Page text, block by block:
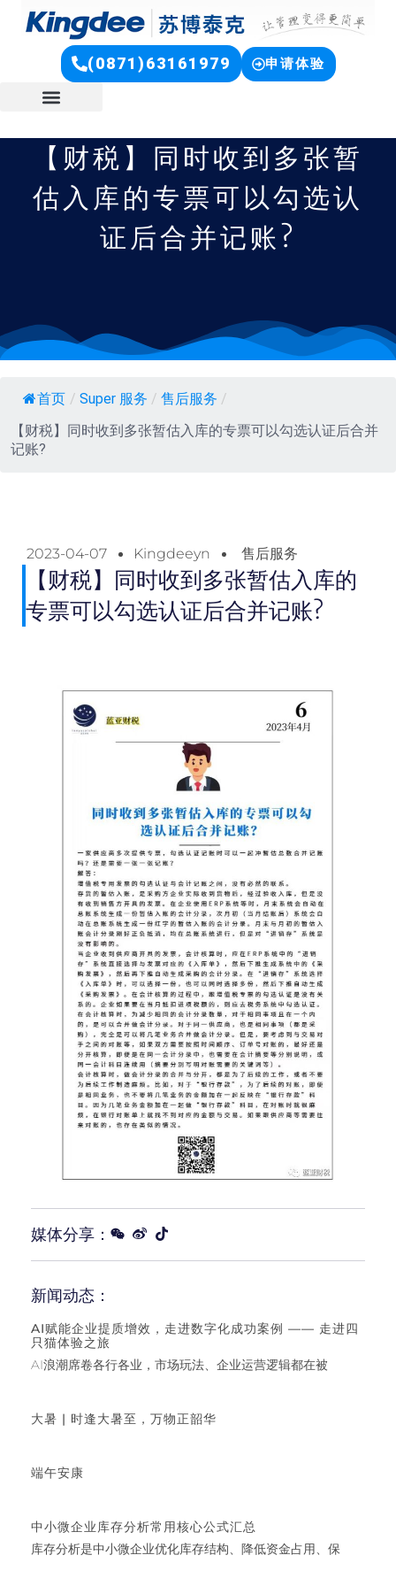
(0871)63161979 申请体验
【财税】同时收到多张暂
估入库的专票可以勾选认
证后合并记账?
首页 / Super 服务 / 售后服务 /
【财税】同时收到多张暂估入库的专票可以勾选认证后合并
记账?
2023-04-07 Kingdeeyn 售后服务
【财税】同时收到多张暂估入库的
专票可以勾选认证后合并记账?
媒体分享：
新闻动态：
AI赋能企业提质增效，走进数字化成功案例 —— 走进四
只猫体验之旅
AI浪潮席卷各行各业，市场玩法、企业运营逻辑都在被
大暑 | 时逢大暑至，万物正韶华
端午安康
中小微企业库存分析常用核心公式汇总
库存分析是中小微企业优化库存结构、降低资金占用、保